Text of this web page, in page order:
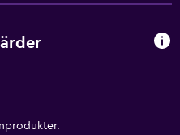
och Netflix. Detta
kan förekomma).